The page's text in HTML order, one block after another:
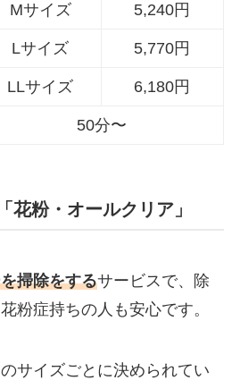
Mサイズ 5,240円
Lサイズ 5,770円
LLサイズ 6,180円
50分〜
粉・オールクリア」
掃除をするサービスで、除
粉症持ちの人も安心です。
サイズごとに決められてい